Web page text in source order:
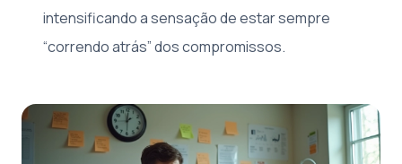
intensificando a sensação de estar sempre
“correndo atrás” dos compromissos.